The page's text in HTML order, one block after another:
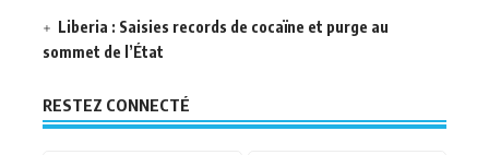
Liberia : Saisies records de cocaïne et purge au
sommet de l’État
RESTEZ CONNECTÉ